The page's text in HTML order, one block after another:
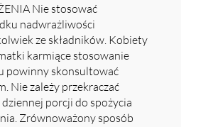
Nie stosować
nadwrażliwości
ze składników. Kobiety
karmiące stosowanie
powinny skonsultować
Nie zależy przekraczać
dziennej porcji do spożycia
Zrównoważony sposób